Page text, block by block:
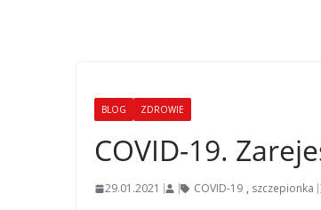
BLOG ZDROWIE
COVID-19.
29.01.2021 COVID-19 , szczepionka